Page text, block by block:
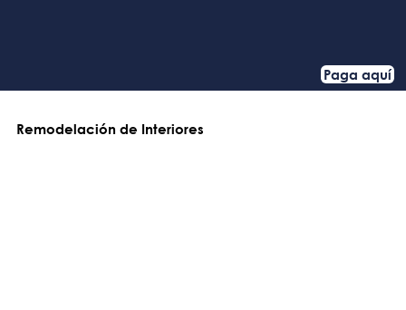
Paga aquí
Remodelación de Interiores